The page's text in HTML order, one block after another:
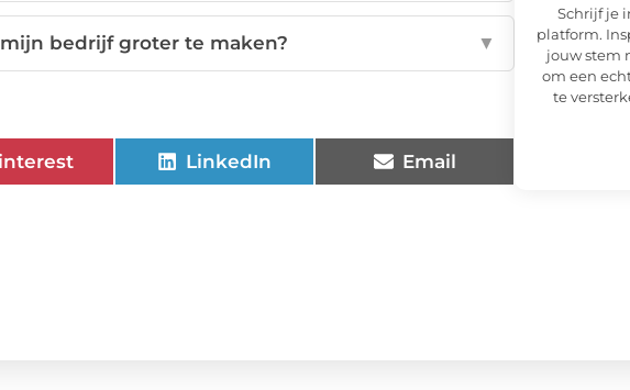
bedrijf groter te maken? ▼
LinkedIn Email
Schrijf je
platform.
jouw stem
om een
te